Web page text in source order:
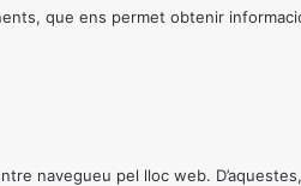
que ens permet obtenir
navegueu pel lloc web.